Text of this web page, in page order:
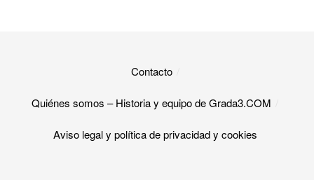
Contacto
Quiénes somos – Historia y equipo de Grada3.COM
Aviso legal y política de privacidad y cookies​